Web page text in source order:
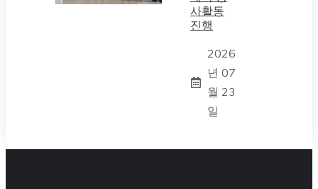
사활동
진행
2026
년 07
월 23
일